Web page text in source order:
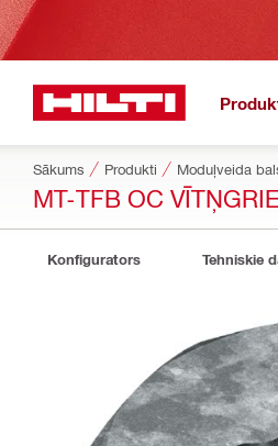
Sākums Produkti
MT-TFB OC
Konfigurators Tehniskie